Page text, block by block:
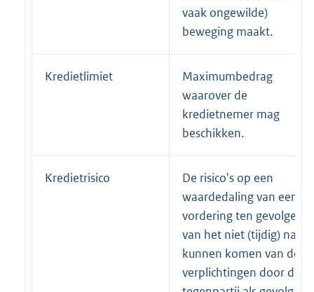
vaak ongewilde)
beweging maakt.
Kredietlimiet
Maximumbedrag
waarover de
kredietnemer mag
beschikken.
Kredietrisico
De risico's op een
waardedaling van een
vordering ten gevolge
van het niet (tijdig) na
kunnen komen van de
verplichtingen door de